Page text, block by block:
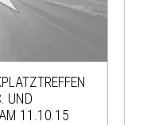
UND
11.10.15